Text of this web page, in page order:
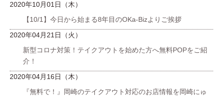
2020年10月01日（木）
【10/1】今日から始まる8年目のOKa-Bizよりご挨拶
2020年04月21日（火）
新型コロナ対策！テイクアウトを始めた方へ無料POPをご紹
介！
2020年04月16日（木）
『無料で！』岡崎のテイクアウト対応のお店情報を岡崎にゅ